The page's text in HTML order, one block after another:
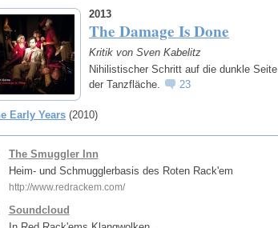
2013
The Damage Is Done
Kritik von Sven Kabelitz
Nihilistischer Schritt auf die dunkle Seite
der Tanzfläche.
23
Early Years (2010)
The Smuggler Inn
Heim- und Schmugglerbasis des Roten Rack'em
http://www.redrackem.com/
Soundcloud